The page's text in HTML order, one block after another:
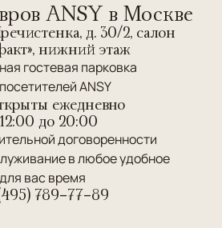
ANSY в Москве
д. 30/2, салон
нижний этаж
гостевая парковка
ANSY
ежедневно
до 20:00
договоренности
в любое удобное
для вас время
789-77-89